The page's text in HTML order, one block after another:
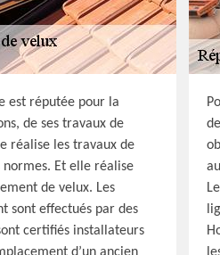
est réputée pour la
de ses travaux de
réalise les travaux de
normes. Et elle réalise
de velux. Les
sont effectués par des
certifiés installateurs